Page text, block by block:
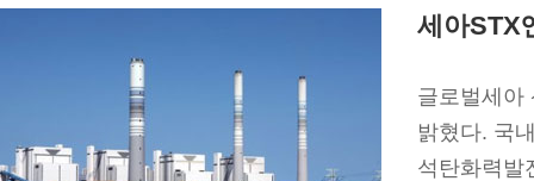
세아STX
글로벌세아
밝혔다. 국
석탄화력발